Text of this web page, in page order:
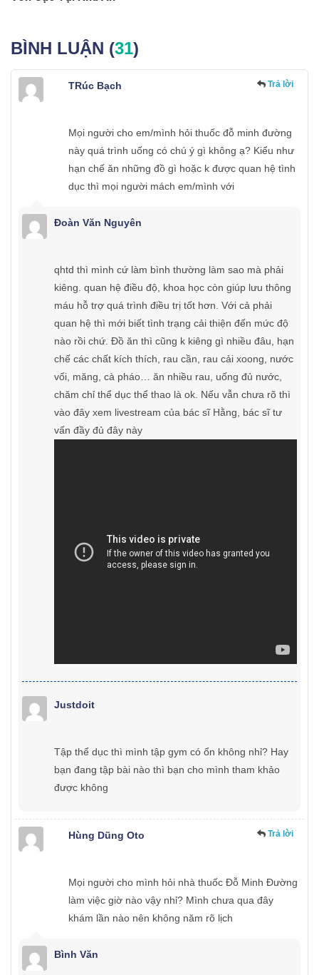
BÌNH LUẬN (31)
TRúc Bạch Trả lời
Mọi người cho em/mình hỏi thuốc đỗ minh đường
này quá trình uống có chú ý gì không ạ? Kiểu như
hạn chế ăn những đồ gì hoặc k được quan hệ tình
dục thì mọi người mách em/mình với
Đoàn Văn Nguyên
qhtd thì mình cứ làm bình thường làm sao mà phải
kiêng. quan hệ điều độ, khoa học còn giúp lưu thông
máu hỗ trợ quá trình điều trị tốt hơn. Với cả phải
quan hệ thì mới biết tình trạng cải thiện đến mức độ
nào rồi chứ. Đồ ăn thì cũng k kiêng gì nhiều đâu, hạn
chế các chất kích thích, rau cần, rau cải xoong, nước
vối, măng, cà pháo… ăn nhiều rau, uống đủ nước,
chăm chỉ thể dục thể thao là ok. Nếu vẫn chưa rõ thì
vào đây xem livestream của bác sĩ Hằng, bác sĩ tư
vấn đầy đủ đây này
Justdoit
Tập thể dục thì mình tập gym có ổn không nhỉ? Hay
bạn đang tập bài nào thì bạn cho mình tham khảo
được không
Hùng Dũng Oto Trả lời
Mọi người cho mình hỏi nhà thuốc Đỗ Minh Đường
làm việc giờ nào vậy nhỉ? Mình chưa qua đây
khám lần nào nên không năm rõ lịch
Bình Văn